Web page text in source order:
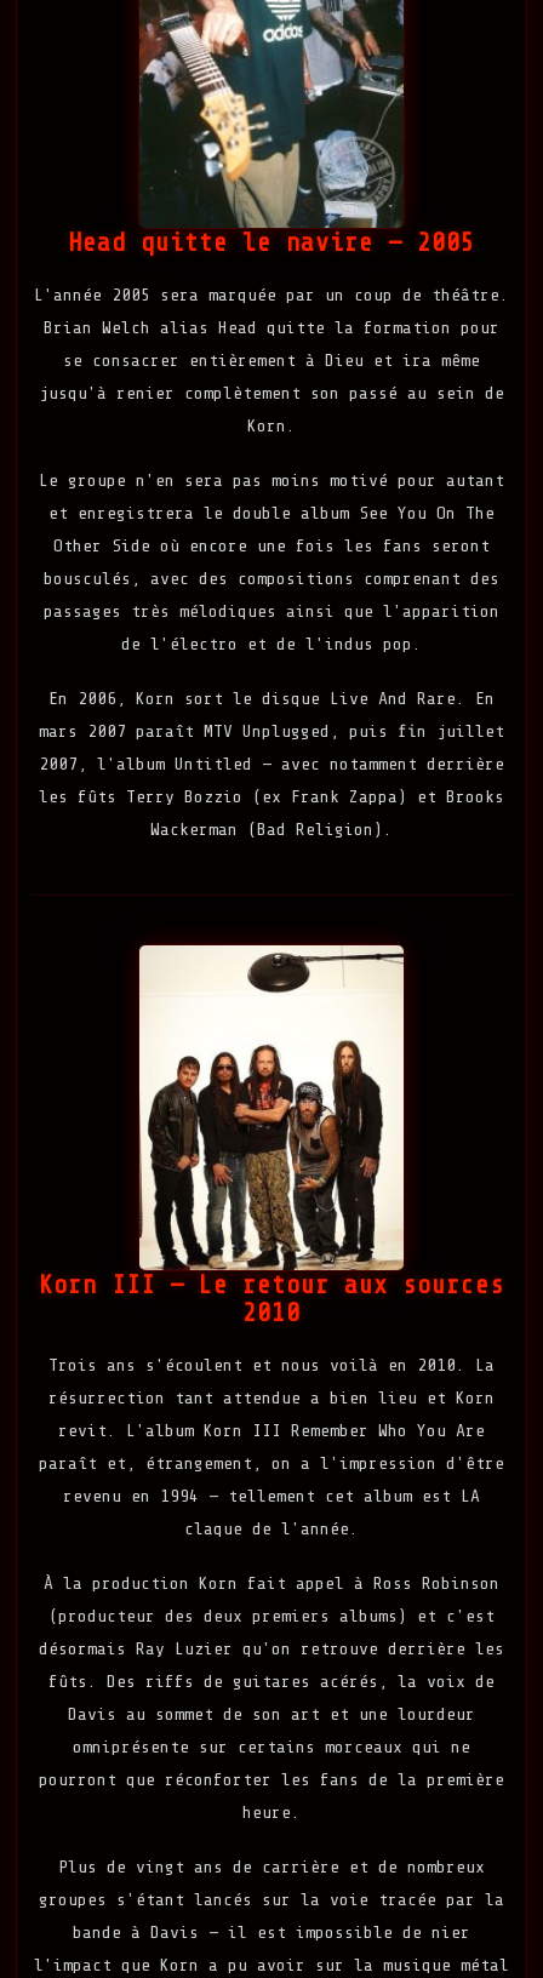
Head quitte le navire — 2005
L'année 2005 sera marquée par un coup de théâtre.
Brian Welch alias Head quitte la formation pour
se consacrer entièrement à Dieu et ira même
jusqu'à renier complètement son passé au sein de
Korn.
Le groupe n'en sera pas moins motivé pour autant
et enregistrera le double album See You On The
Other Side où encore une fois les fans seront
bousculés, avec des compositions comprenant des
passages très mélodiques ainsi que l'apparition
de l'électro et de l'indus pop.
En 2006, Korn sort le disque Live And Rare. En
mars 2007 paraît MTV Unplugged, puis fin juillet
2007, l'album Untitled — avec notamment derrière
les fûts Terry Bozzio (ex Frank Zappa) et Brooks
Wackerman (Bad Religion).
Korn III — Le retour aux sources
2010
Trois ans s'écoulent et nous voilà en 2010. La
résurrection tant attendue a bien lieu et Korn
revit. L'album Korn III Remember Who You Are
paraît et, étrangement, on a l'impression d'être
revenu en 1994 — tellement cet album est LA
claque de l'année.
À la production Korn fait appel à Ross Robinson
(producteur des deux premiers albums) et c'est
désormais Ray Luzier qu'on retrouve derrière les
fûts. Des riffs de guitares acérés, la voix de
Davis au sommet de son art et une lourdeur
omniprésente sur certains morceaux qui ne
pourront que réconforter les fans de la première
heure.
Plus de vingt ans de carrière et de nombreux
groupes s'étant lancés sur la voie tracée par la
bande à Davis — il est impossible de nier
l'impact que Korn a pu avoir sur la musique métal